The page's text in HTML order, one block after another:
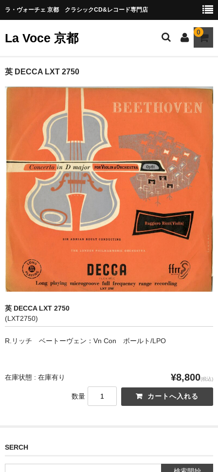
ラ・ヴォーチェ 京都 クラシックCD&レコード専門店
La Voce 京都 0
CATALOG LP
交響曲・管弦楽曲
室内楽曲
器楽曲
声楽曲
合唱
古楽曲
PICK UP
NEWS
英 DECCA LXT 2750
英 DECCA LXT 2750
(LXT2750)
R.リッチ ベートーヴェン：Vn Con ボールト/LPO
在庫状態 : 在庫有り ¥8,800(税込)
数量
SERCH